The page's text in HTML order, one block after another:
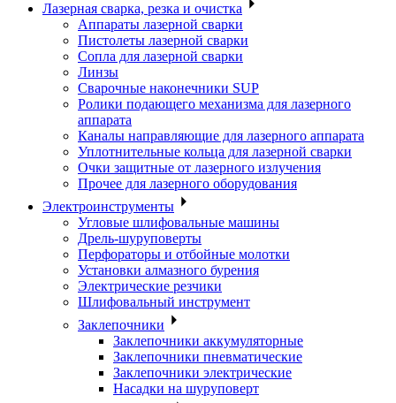
Лазерная сварка, резка и очистка
Аппараты лазерной сварки
Пистолеты лазерной сварки
Сопла для лазерной сварки
Линзы
Сварочные наконечники SUP
Ролики подающего механизма для лазерного
аппарата
Каналы направляющие для лазерного аппарата
Уплотнительные кольца для лазерной сварки
Очки защитные от лазерного излучения
Прочее для лазерного оборудования
Электроинструменты
Угловые шлифовальные машины
Дрель-шуруповерты
Перфораторы и отбойные молотки
Установки алмазного бурения
Электрические резчики
Шлифовальный инструмент
Заклепочники
Заклепочники аккумуляторные
Заклепочники пневматические
Заклепочники электрические
Насадки на шуруповерт